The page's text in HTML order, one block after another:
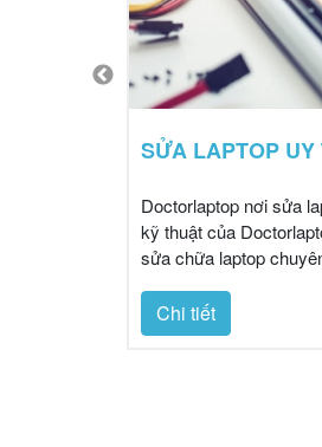
SỬA LAPTOP UY
Doctorlaptop nơi sửa
kỹ thuật của
sửa chữa laptop
Chi tiết